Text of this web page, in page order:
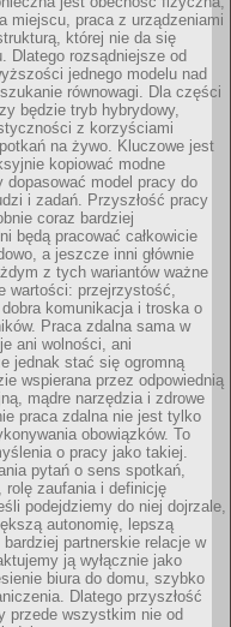
miejscu, praca z urządzeniami
której nie da się
Dlatego rozsądniejsze od
jednego modelu nad
równowagi. Dla części
będzie tryb hybrydowy,
z korzyściami
na żywo. Kluczowe jest
kopiować modne
dopasować model pracy do
i zadań. Przyszłość pracy
coraz bardziej
będą pracować całkowicie
a jeszcze inni głównie
z tych wariantów ważne
wartości: przejrzystość,
komunikacja i troska o
Praca zdalna sama w
ani wolności, ani
jednak stać się ogromną
wspierana przez odpowiednią
mądre narzędzia i zdrowe
praca zdalna nie jest tylko
obowiązków. To
o pracy jako takiej.
pytań o sens spotkań,
rolę zaufania i definicję
podejdziemy do niej dojrzale,
autonomię, lepszą
partnerskie relacje w
ją wyłącznie jako
biura do domu, szybko
Dlatego przyszłość
przede wszystkim nie od